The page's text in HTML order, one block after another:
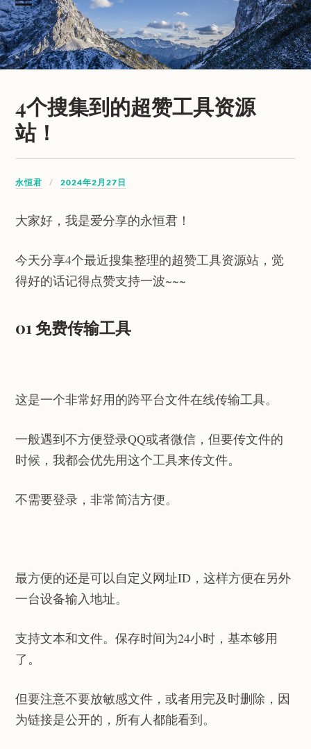
4个搜集到的超赞工具资源
站！
永恒君 2024年2月27日
大家好，我是爱分享的永恒君！
今天分享4个最近搜集整理的超赞工具资源站，觉
得好的话记得点赞支持一波~~~
01 免费传输工具
这是一个非常好用的跨平台文件在线传输工具。
一般遇到不方便登录QQ或者微信，但要传文件的
时候，我都会优先用这个工具来传文件。
不需要登录，非常简洁方便。
最方便的还是可以自定义网址ID，这样方便在另外
一台设备输入地址。
支持文本和文件。保存时间为24小时，基本够用
了。
但要注意不要放敏感文件，或者用完及时删除，因
为链接是公开的，所有人都能看到。